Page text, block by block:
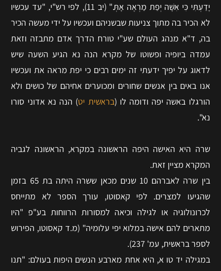
יָדַעְתִּי כִּי אִשָּׁה יְפַת מַרְאֶה אָתְּ." (יב 11), לפי רש"י, "עד עכשיו
לא הכיר בה מתוך צניעות שבשניהם ועכשיו על ידי מעשה הכיר
בה, ד"א מנהג העולם שע"י טורח הדרך אדם מתבזה וזאת
עמדה ביופיה ופשוטו של מקרא הנה נא הגיע השעה שיש
לדאוג על יפיך ידעתי זה ימים רבים כי יפת מראה את ועכשיו
אנו באים בין אנשים שחורים ומכוערים אחיהם של כושים ולא
הורגלו באשה יפה ודומה לו (בראשית יט) הנה נא אדוני סורו
נא".
שרה היא האישה היפה הראשונה במקרא, הראשונה לגביה
המקרא מציין זאת.
בין שרה לאברהם 10 שנים מכאן ששרה היתה בת 65 בזמן
שהגיעו למצרים. לפי קאסוטו, עורך הספר לא מתייחס
לכרונולוגיה או לגילה וכיאה למסורות הרווחות בע"פ "היו
מתארים להם אישה במלוא יפי עלומיה" (מ.ד קאסוטו, הפירוש
לספר בראשית, עמ' 237).
במגילה יד טו א, היא אחת מארבע הנשים היפות בעולם: "תנו